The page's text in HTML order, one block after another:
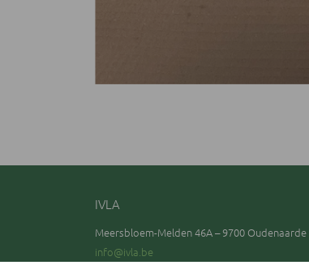
IVLA
Meersbloem-Melden 46A – 9700 Oudenaarde
info@ivla.be